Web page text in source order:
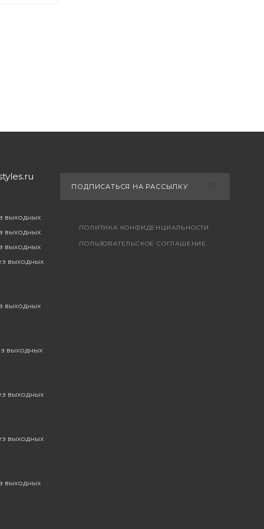
выходных
выходных
выходных
выходных
выходных
выходных
выходных
выходных
выходных
ПОДПИСАТЬСЯ НА РАССЫЛКУ
ПОЛИТИКА КОНФИДЕНЦИАЛЬНОСТИ
ПОЛЬЗОВАТЕЛЬСКОЕ СОГЛАШЕНИЕ